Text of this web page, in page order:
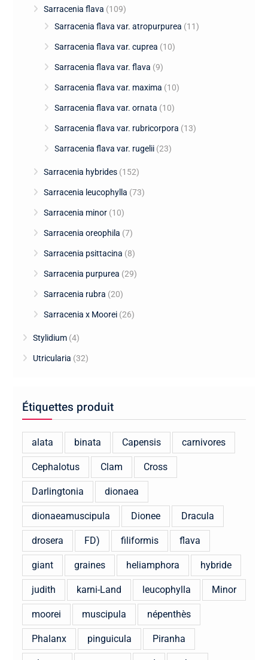
Sarracenia flava (109)
Sarracenia flava var. atropurpurea (11)
Sarracenia flava var. cuprea (10)
Sarracenia flava var. flava (9)
Sarracenia flava var. maxima (10)
Sarracenia flava var. ornata (10)
Sarracenia flava var. rubricorpora (13)
Sarracenia flava var. rugelii (23)
Sarracenia hybrides (152)
Sarracenia leucophylla (73)
Sarracenia minor (10)
Sarracenia oreophila (7)
Sarracenia psittacina (8)
Sarracenia purpurea (29)
Sarracenia rubra (20)
Sarracenia x Moorei (26)
Stylidium (4)
Utricularia (32)
Étiquettes produit
alata binata Capensis carnivores
Cephalotus Clam Cross
Darlingtonia dionaea
dionaeamuscipula Dionee Dracula
drosera FD) filiformis flava
giant graines heliamphora hybride
judith karni-Land leucophylla Minor
moorei muscipula népenthès
Phalanx pinguicula Piranha